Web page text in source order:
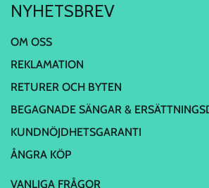
NYHETSBREV
OM OSS
REKLAMATION
RETURER OCH BYTEN
BEGAGNADE SÄNGAR &
KUNDNÖJDHETSGARANTI
ÅNGRA KÖP
VANLIGA FRÅGOR